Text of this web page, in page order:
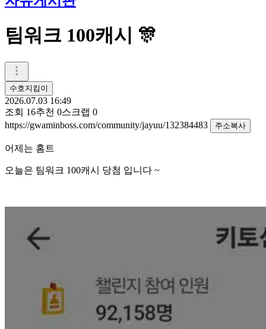
팀워크 100캐시 🎊
수호지킴이
2026.07.03 16:49
조회 16추천 0스크랩 0
https://gwaminboss.com/community/jayuu/132384483
주소복사
어제는 홈트
오늘은 팀워크 100캐시 당첨 입니다 ~